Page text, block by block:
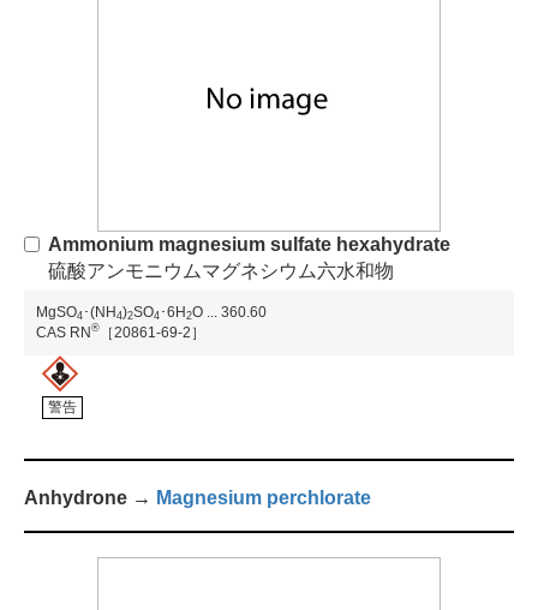
Ammonium magnesium sulfate hexahydrate
硫酸アンモニウムマグネシウム六水和物
MgSO4 ･(NH4)2SO4 ･6H2O
360.60
CAS RN® ［20861-69-2］
警告
Anhydrone → Magnesium perchlorate